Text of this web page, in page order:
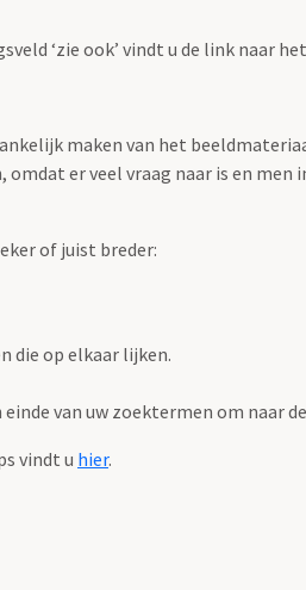
‘zie ook’ vindt u de link naar
maken van het
er veel vraag naar is en men
of juist breder:
die op elkaar lijken.
van uw zoektermen om naar
vindt u hier.